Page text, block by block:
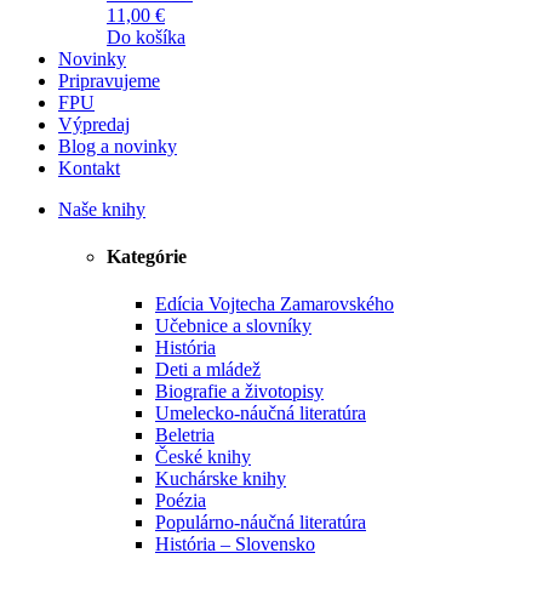
11,00 €
Do košíka
Novinky
Pripravujeme
FPU
Výpredaj
Blog a novinky
Kontakt
Naše knihy
Kategórie
Edícia Vojtecha Zamarovského
Učebnice a slovníky
História
Deti a mládež
Biografie a životopisy
Umelecko-náučná literatúra
Beletria
České knihy
Kuchárske knihy
Poézia
Populárno-náučná literatúra
História – Slovensko